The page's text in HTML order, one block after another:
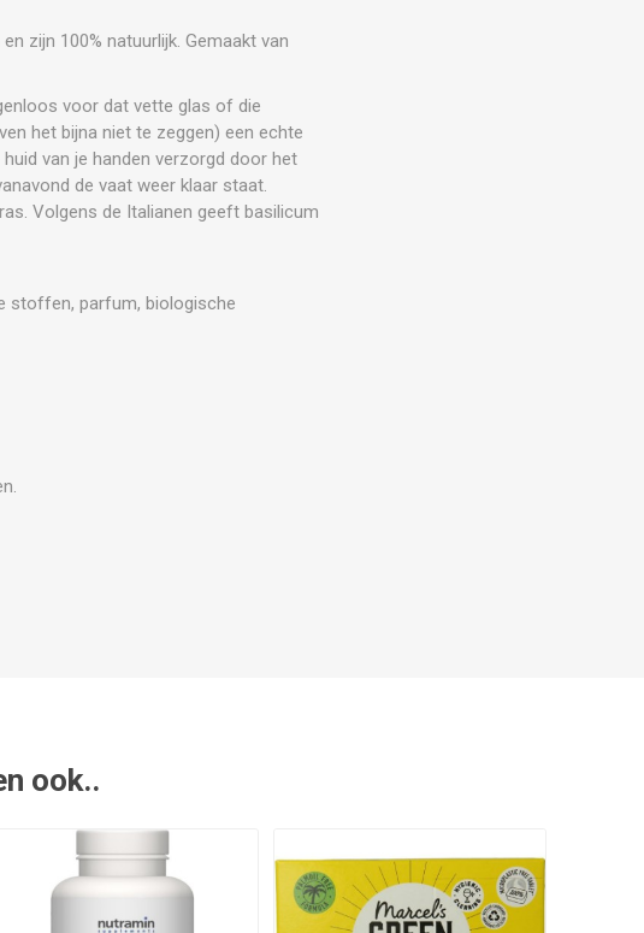
zijn 100% natuurlijk. Gemaakt van
voor dat vette glas of die
het bijna niet te zeggen) een echte
van je handen verzorgd door het
de vaat weer klaar staat.
Volgens de Italianen geeft basilicum
stoffen, parfum, biologische
ook..